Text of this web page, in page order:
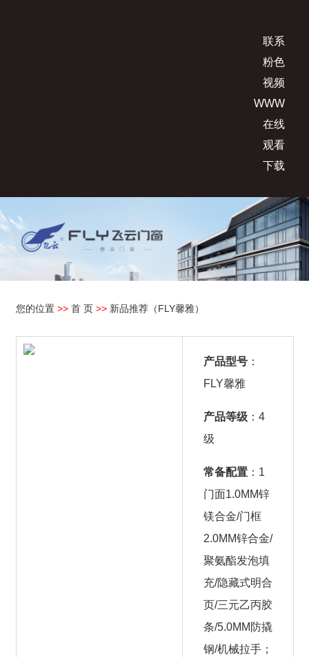
联系
粉色
视频
WWW
在线
观看
下载
您的位置 >> 首 页 >>新品推荐（FLY馨雅）
产品型号：
FLY馨雅
产品等级：4
级
常备配置：1
门面1.0MM锌
镁合金/门框
2.0MM锌合金/
聚氨酯发泡填
充/隐藏式明合
页/三元乙丙胶
条/5.0MM防撬
钢/机械拉手；